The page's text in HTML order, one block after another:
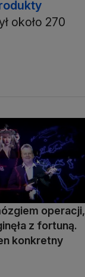
około 270
operacji,
z fortuną.
konkretny